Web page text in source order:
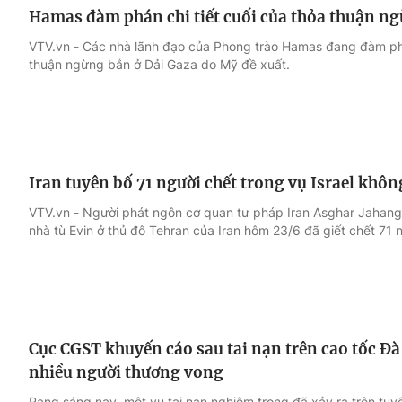
Hamas đàm phán chi tiết cuối của thỏa thuận
VTV.vn - Các nhà lãnh đạo của Phong trào Hamas đang đàm
thuận ngừng bắn ở Dải Gaza do Mỹ đề xuất.
Iran tuyên bố 71 người chết trong vụ Israel
VTV.vn - Người phát ngôn cơ quan tư pháp Iran Asghar
nhà tù Evin ở thủ đô Tehran của Iran hôm 23/6 đã giết chết 71
Cục CGST khuyến cáo sau tai nạn trên cao tốc
nhiều người thương vong